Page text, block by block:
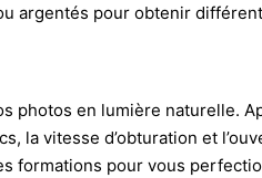
argentés pour obtenir
photos en lumière naturelle.
la vitesse d’obturation et
formations pour vous